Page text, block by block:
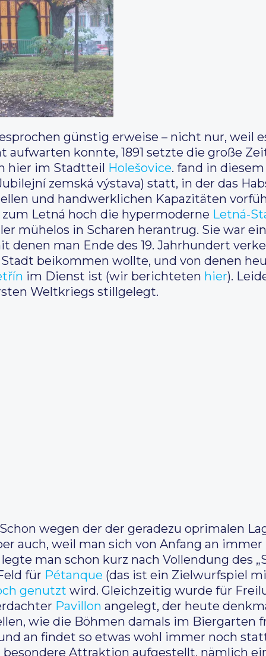
günstig erweise – nicht nur, weil
konnte, 1891 setzte die große
hier im Stadtteil Holešovice. fand in
zemská výstava) statt, in der das
und handwerklichen Kapazitäten
Letná hoch die hypermoderne Letná-
mühelos in Scharen herantrug. Sie war
denen man Ende des 19. Jahrhundert
beikommen wollte, und von denen
im Dienst ist (wir berichteten hier).
Weltkriegs stillgelegt.
wegen der der geradezu oprimalen
auch, weil man sich von Anfang an
man schon kurz nach Vollendung des
für Pétanque (das ist ein Zielwurfspiel
genutzt wird. Gleichzeitig wurde für
Pavillon angelegt, der heute
wie die Böhmen damals im Biergarten
an findet so etwas wohl immer noch
besondere Attraktion aufgestellt, nämlich